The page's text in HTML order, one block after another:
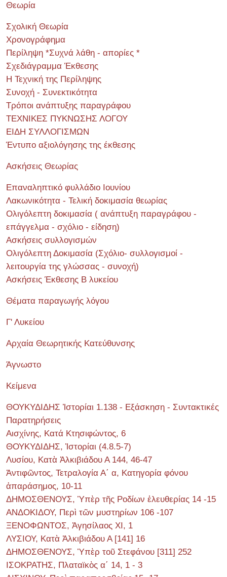
Θεωρία
Σχολική Θεωρία
Χρονογράφημα
Περίληψη *Συχνά λάθη - απορίες *
Σχεδιάγραμμα Έκθεσης
Η Τεχνική της Περίληψης
Συνοχή - Συνεκτικότητα
Τρόποι ανάπτυξης παραγράφου
ΤΕΧΝΙΚΕΣ ΠΥΚΝΩΣΗΣ ΛΟΓΟΥ
ΕΙΔΗ ΣΥΛΛΟΓΙΣΜΩΝ
Έντυπο αξιολόγησης της έκθεσης
Ασκήσεις Θεωρίας
Επαναληπτικό φυλλάδιο Ιουνίου
Λακωνικότητα - Τελική δοκιμασία θεωρίας
Ολιγόλεπτη δοκιμασία ( ανάπτυξη παραγράφου -
επάγγελμα - σχόλιο - είδηση)
Ασκήσεις συλλογισμών
Ολιγόλεπτη Δοκιμασία (Σχόλιο- συλλογισμοί -
λειτουργία της γλώσσας - συνοχή)
Ασκήσεις Έκθεσης Β λυκείου
Θέματα παραγωγής λόγου
Γ' Λυκείου
Αρχαία Θεωρητικής Κατεύθυνσης
Άγνωστο
Κείμενα
ΘΟΥΚΥΔΙΔΗΣ Ἱστορίαι 1.138 - Εξάσκηση - Συντακτικές
Παρατηρήσεις
Αισχίνης, Κατά Κτησιφώντος, 6
ΘΟΥΚΥΔΙΔΗΣ, Ἱστορίαι (4.8.5-7)
Λυσίου, Κατὰ Ἀλκιβιάδου Α 144, 46-47
Ἀντιφῶντος, Τετραλογία Α΄ α, Κατηγορία φόνου
ἀπαράσημος, 10-11
ΔΗΜΟΣΘΕΝΟΥΣ, Ὑπὲρ τῆς Ροδίων ἐλευθερίας 14 -15
ΑΝΔΟΚΙΔΟΥ, Περὶ τῶν μυστηρίων 106 -107
ΞΕΝΟΦΩΝΤΟΣ, Ἀγησίλαος ΧΙ, 1
ΛΥΣΙΟΥ, Κατὰ Ἀλκιβιάδου Α [141] 16
ΔΗΜΟΣΘΕΝΟΥΣ, Ὑπὲρ τοῦ Στεφάνου [311] 252
ΙΣΟΚΡΑΤΗΣ, Πλαταϊκὸς α΄ 14, 1 - 3